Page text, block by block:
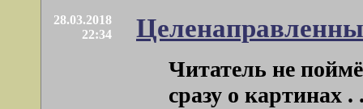
28.03.2018
22:34
Читатель не
сразу о картинах .